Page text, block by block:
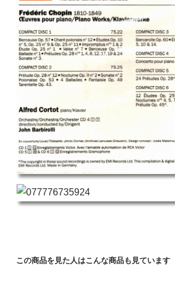
この商品を見た人はこんな商品も見ています